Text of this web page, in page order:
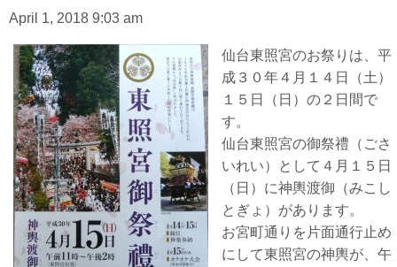
April 1, 2018 9:03 am
仙台東照宮のお祭りは、平
成３０年４月１４日（土）
１５日（日）の２日間で
す。
仙台東照宮の御祭禮（ごさ
いれい）として４月１５日
（日）に神輿渡御（みこし
とぎょ）があります。
お宮町通りを片面通行止め
にして東照宮の神輿が、午